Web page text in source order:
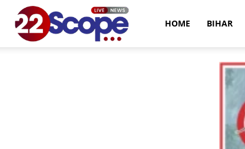
HOME BIHAR